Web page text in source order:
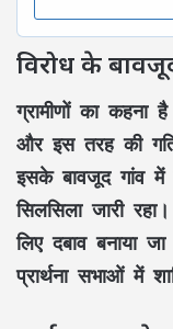
विरोध के
ग्रामीणों का कहना
और इस तरह की
इसके बावजूद गांव में
सिलसिला जारी
लिए दबाव बनाया
प्रार्थना सभाओं में